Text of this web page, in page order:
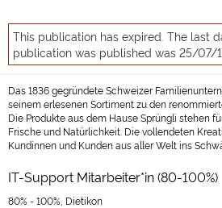
This publication has expired. The last
publication was published was 25/07/
Das 1836 gegründete Schweizer
seinem erlesenen Sortiment zu den
Die Produkte aus dem Hause Sprüngli stehen
Frische und Natürlichkeit. Die vollendeten
Kundinnen und Kunden aus aller Welt ins
IT-Support Mitarbeiter*in (80-100%)
80% - 100%, Dietikon